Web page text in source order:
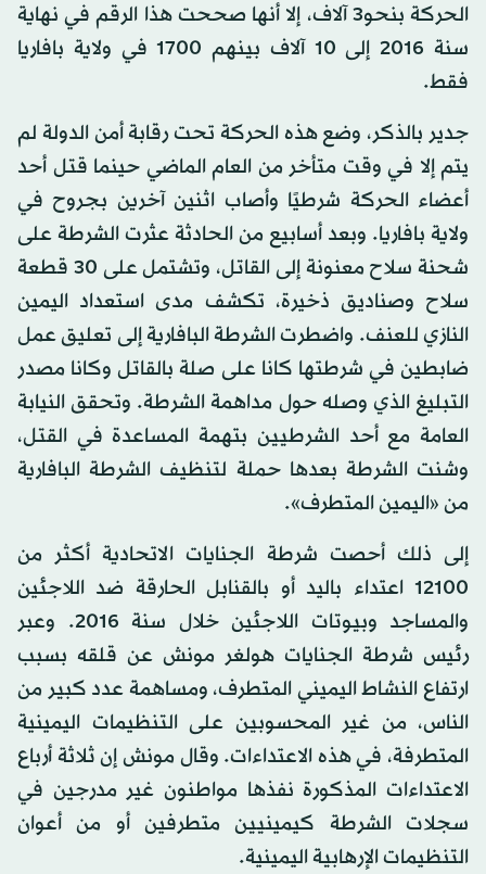
الحركة بنحو3 آلاف، إلا أنها صححت هذا الرقم في نهاية
سنة 2016 إلى 10 آلاف بينهم 1700 في ولاية بافاريا
فقط.
جدير بالذكر، وضع هذه الحركة تحت رقابة أمن الدولة لم
يتم إلا في وقت متأخر من العام الماضي حينما قتل أحد
أعضاء الحركة شرطيًا وأصاب اثنين آخرين بجروح في
ولاية بافاريا. وبعد أسابيع من الحادثة عثرت الشرطة على
شحنة سلاح معنونة إلى القاتل، وتشتمل على 30 قطعة
سلاح وصناديق ذخيرة، تكشف مدى استعداد اليمين
النازي للعنف. واضطرت الشرطة البافارية إلى تعليق عمل
ضابطين في شرطتها كانا على صلة بالقاتل وكانا مصدر
التبليغ الذي وصله حول مداهمة الشرطة. وتحقق النيابة
العامة مع أحد الشرطيين بتهمة المساعدة في القتل،
وشنت الشرطة بعدها حملة لتنظيف الشرطة البافارية
من «اليمين المتطرف».
إلى ذلك أحصت شرطة الجنايات الاتحادية أكثر من
12100 اعتداء باليد أو بالقنابل الحارقة ضد اللاجئين
والمساجد وبيوتات اللاجئين خلال سنة 2016. وعبر
رئيس شرطة الجنايات هولغر مونش عن قلقه بسبب
ارتفاع النشاط اليميني المتطرف، ومساهمة عدد كبير من
الناس، من غير المحسوبين على التنظيمات اليمينية
المتطرفة، في هذه الاعتداءات. وقال مونش إن ثلاثة أرباع
الاعتداءات المذكورة نفذها مواطنون غير مدرجين في
سجلات الشرطة كيمينيين متطرفين أو من أعوان
التنظيمات الإرهابية اليمينية.